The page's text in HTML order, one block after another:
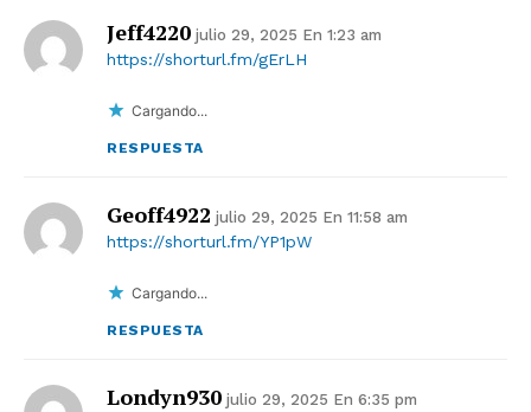
Jeff4220 julio 29, 2025 En 1:23 am
https://shorturl.fm/gErLH
Cargando...
RESPUESTA
Geoff4922 julio 29, 2025 En 11:58 am
https://shorturl.fm/YP1pW
Cargando...
RESPUESTA
Londyn930 julio 29, 2025 En 6:35 pm